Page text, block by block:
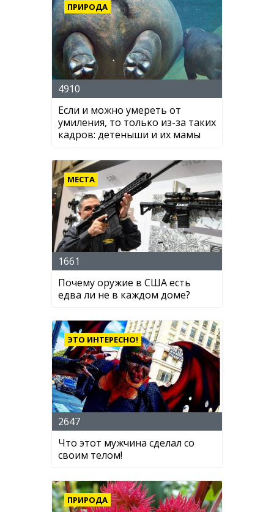
ПРИРОДА
4910
Если и можно умереть от
умиления, то только из-за таких
кадров: детеныши и их мамы
МЕСТА
1661
Почему оружие в США есть
едва ли не в каждом доме?
ЭТО ИНТЕРЕСНО!
2647
Что этот мужчина сделал со
своим телом!
ПРИРОДА